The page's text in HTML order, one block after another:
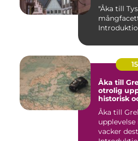
"Åka till
Åka till
otrolig
historisk
destination
Åka till
vacker